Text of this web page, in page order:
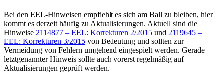
Bei den EEL-Hinweisen empfiehlt es sich am Ball zu bleiben, hier
kommt es derzeit häufig zu Aktualisierungen. Aktuell sind die
Hinweise 2114877 – EEL: Korrekturen 2/2015 und 2119645 –
EEL: Korrekturen 3/2015 von Bedeutung und sollten zur
Vermeidung von Fehlern umgehend eingespielt werden. Gerade
letztgenannter Hinweis sollte auch vorerst regelmäßig auf
Aktualisierungen geprüft werden.